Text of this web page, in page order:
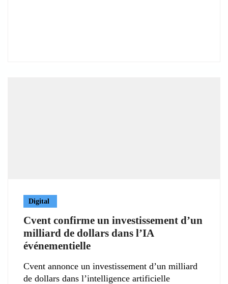
Digital
Cvent confirme un investissement d’un
milliard de dollars dans l’IA
événementielle
Cvent annonce un investissement d’un milliard
de dollars dans l’intelligence artificielle